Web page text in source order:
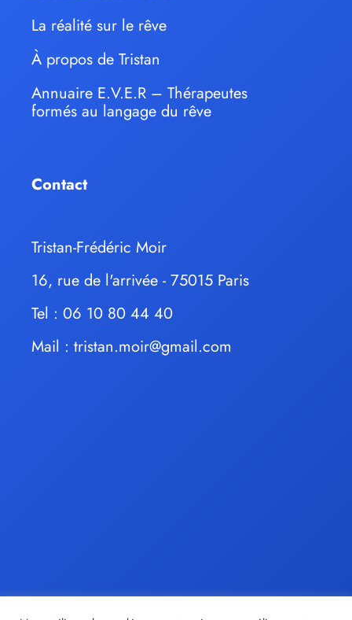
La réalité sur le rêve
À propos de Tristan
Annuaire E.V.E.R – Thérapeutes
formés au langage du rêve
Contact
Tristan-Frédéric Moir
16, rue de l'arrivée - 75015 Paris
Tel : 06 10 80 44 40
Mail : tristan.moir@gmail.com